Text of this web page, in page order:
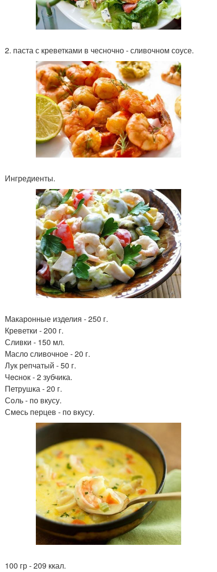
2. паста с креветками в чесночно - сливочном соусе.
Ингредиенты.
Макаронные изделия - 250 г.
Креветки - 200 г.
Сливки - 150 мл.
Масло сливочное - 20 г.
Лук репчатый - 50 г.
Чecнок - 2 зубчика.
Петрушка - 20 г.
Сoль - по вкусу.
Смeсь перцев - по вкусу.
100 гр - 209 ккал.